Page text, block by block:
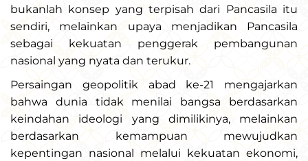
bukanlah konsep yang terpisah dari Pancasila itu
sendiri, melainkan upaya menjadikan Pancasila
sebagai kekuatan penggerak pembangunan
nasional yang nyata dan terukur.
Persaingan geopolitik abad ke-21 mengajarkan
bahwa dunia tidak menilai bangsa berdasarkan
keindahan ideologi yang dimilikinya, melainkan
berdasarkan kemampuan mewujudkan
kepentingan nasional melalui kekuatan ekonomi,